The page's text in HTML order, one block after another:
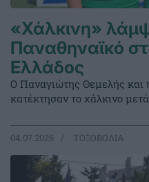
«Χάλκινη»
Παναθηναϊκό
Ελλάδος
Ο Παναγιώτης Θεμελής και
κατέκτησαν το χάλκινο
04.07.2026 ΤΟΞΟΒΟΛΙΑ